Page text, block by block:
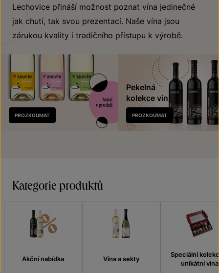
Lechovice přináší možnost poznat vína jedinečné
jak chutí, tak svou prezentací. Naše vína jsou
zárukou kvality i tradičního přístupu k výrobě.
Nově
v prodeji
PROZKOUMAT
Pekelná
kolekce vín
PROZKOUMAT
Kategorie produktů
Akční nabídka Vína a sekty
Speciální
unikátní vína